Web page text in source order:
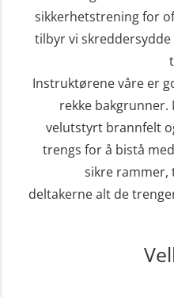
inkl.
Hjertestarter
Kombi Søk og
(ABSBLE010)
Kondisjonstest
Ledertrening i
Livbåtfører
(MSE112)
STCW
sliskebåt
STCW
sjøfolk på
(MBSBLE003)
STCW
STCW
sikkerhetstrening for
tilbyr vi
Instruktørene våre er
rekke bakgrunner.
velutstyrt brannfelt
trengs for å bistå
sikre rammer,
deltakerne alt de